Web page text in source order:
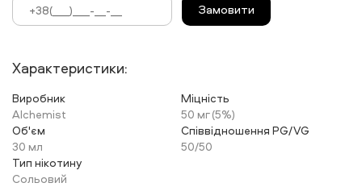
Замовити
Характеристики:
Виробник
Alchemist
Міцність
50 мг (5%)
Об'єм
30 мл
Співвідношення PG/VG
50/50
Тип нікотину
Сольовий